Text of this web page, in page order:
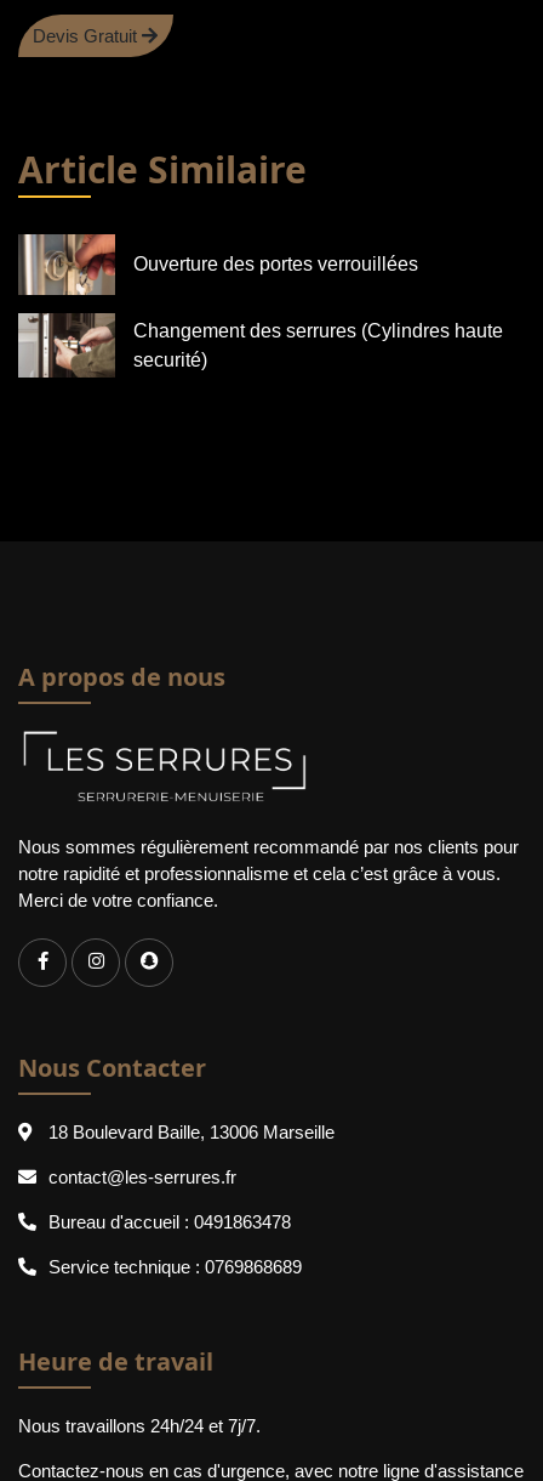
Devis Gratuit
Article Similaire
Ouverture des portes verrouillées
Changement des serrures (Cylindres haute
securité)
A propos de nous
Nous sommes régulièrement recommandé par nos clients pour
notre rapidité et professionnalisme et cela c’est grâce à vous.
Merci de votre confiance.
Nous Contacter
18 Boulevard Baille, 13006 Marseille
contact@les-serrures.fr
Bureau d'accueil : 0491863478
Service technique : 0769868689
Heure de travail
Nous travaillons 24h/24 et 7j/7.
Contactez-nous en cas d'urgence, avec notre ligne d'assistance